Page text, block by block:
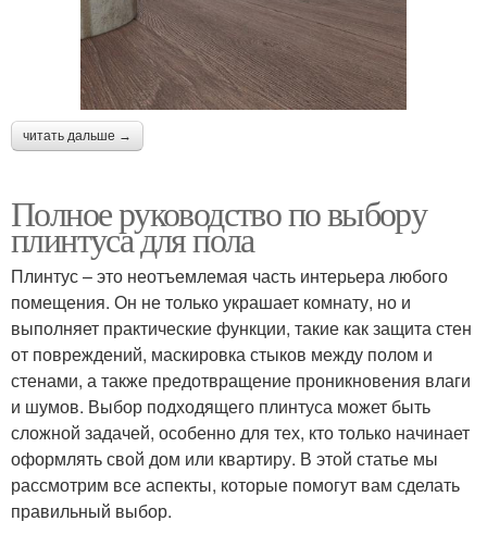
читать дальше →
Полное руководство по выбору
плинтуса для пола
Плинтус – это неотъемлемая часть интерьера любого
помещения. Он не только украшает комнату, но и
выполняет практические функции, такие как защита стен
от повреждений, маскировка стыков между полом и
стенами, а также предотвращение проникновения влаги
и шумов. Выбор подходящего плинтуса может быть
сложной задачей, особенно для тех, кто только начинает
оформлять свой дом или квартиру. В этой статье мы
рассмотрим все аспекты, которые помогут вам сделать
правильный выбор.